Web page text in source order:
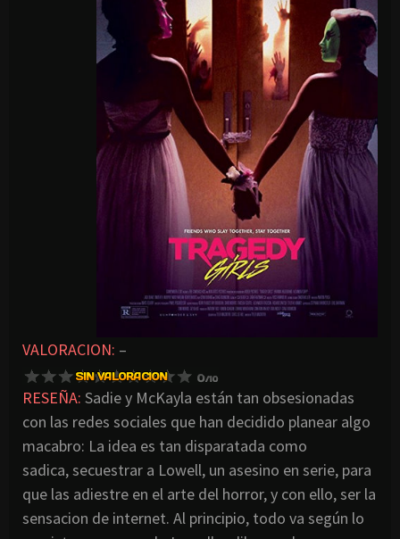
VALORACION: –
RESEÑA: Sadie y McKayla están tan obsesionadas
con las redes sociales que han decidido planear algo
macabro: La idea es tan disparatada como
sadica, secuestrar a Lowell, un asesino en serie, para
que las adiestre en el arte del horror, y con ello, ser la
sensacion de internet. Al principio, todo va según lo